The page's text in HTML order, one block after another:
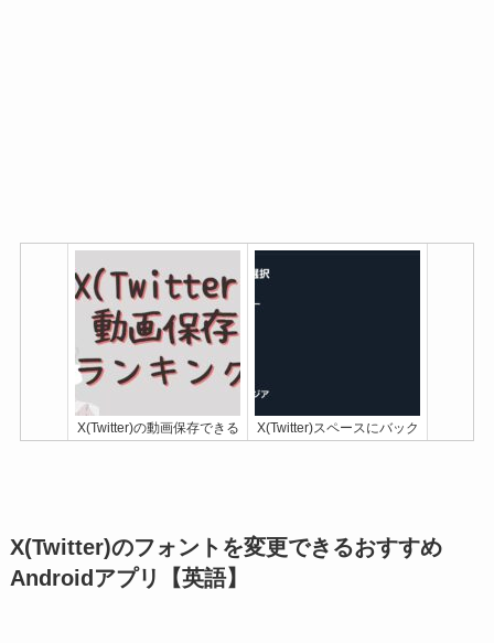
X(Twitter)の動画保存できる
X(Twitter)スペースにバック
X(Twitter)のフォントを変更できるおすすめ
Androidアプリ【英語】